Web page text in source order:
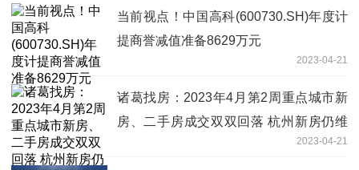
当前视点！中国高科(600730.SH)年度计
提商誉减值准备8629万元
2023-04-21
诸葛找房：2023年4月第2周重点城市新
房、二手房成交双双回落 杭州新房仍维
2023-04-21